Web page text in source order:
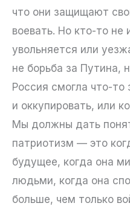
что они защищают
воевать. Но кто-то не
увольняется или
не борьба за Путина,
Россия смогла что-то
и оккупировать, или
Мы должны дать
патриотизм — это
будущее, когда она
людьми, когда она
больше, чем только